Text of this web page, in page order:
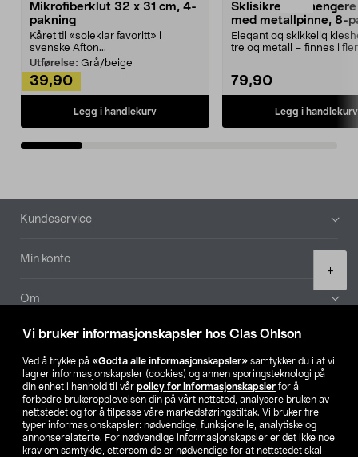
Vi bruker informasjonskapsler hos Clas Ohlson
Ved å trykke på «Godta alle informasjonskapsler» samtykker du i at vi
lagrer informasjonskapsler (cookies) og annen sporingsteknologi på
din enhet i henhold til vår policy for informasjonskapsler for å
forbedre brukeropplevelsen din på vårt nettsted, analysere bruken av
nettstedet og for å tilpasse våre markedsføringstiltak. Vi bruker fire
typer informasjonskapsler: nødvendige, funksjonelle, analytiske og
annonserelaterte. For nødvendige informasjonskapsler er det ikke noe
krav om samtykke, ettersom de er nødvendige for at nettstedet skal
+
Mikrofiberklut 32 x 31 cm, 4-
pakning
Kåret til «soleklar favoritt» i
svenske Afton...
Utførelse: Grå/beige
39,90
Legg i handlekurv
Sklisikre
med metallpinne, 8-
Elegant og skikkelig
tre og metall – finnes i
79,90
Legg i handlekurv
Bunntekst
Kundeservice
Min konto
Om
Aktuelt
Våre selskaper
Finn din butikk